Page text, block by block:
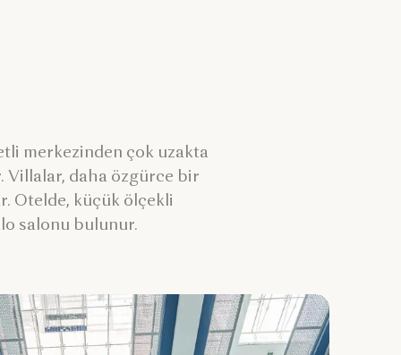
merkezinden çok uzakta
Villalar, daha özgürce bir
Otelde, küçük ölçekli
salonu bulunur.